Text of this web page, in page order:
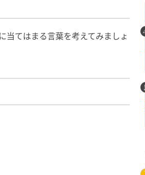
当てはまる言葉を考えてみましょ